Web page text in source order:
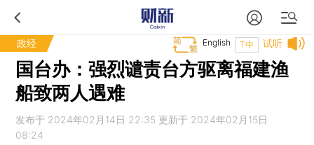
政经 试听
T中
English
国台办：强烈谴责台方驱离福建渔
船致两人遇难
发布于 2024年02月14日 22:35 更新于 2024年02月15日
08:24